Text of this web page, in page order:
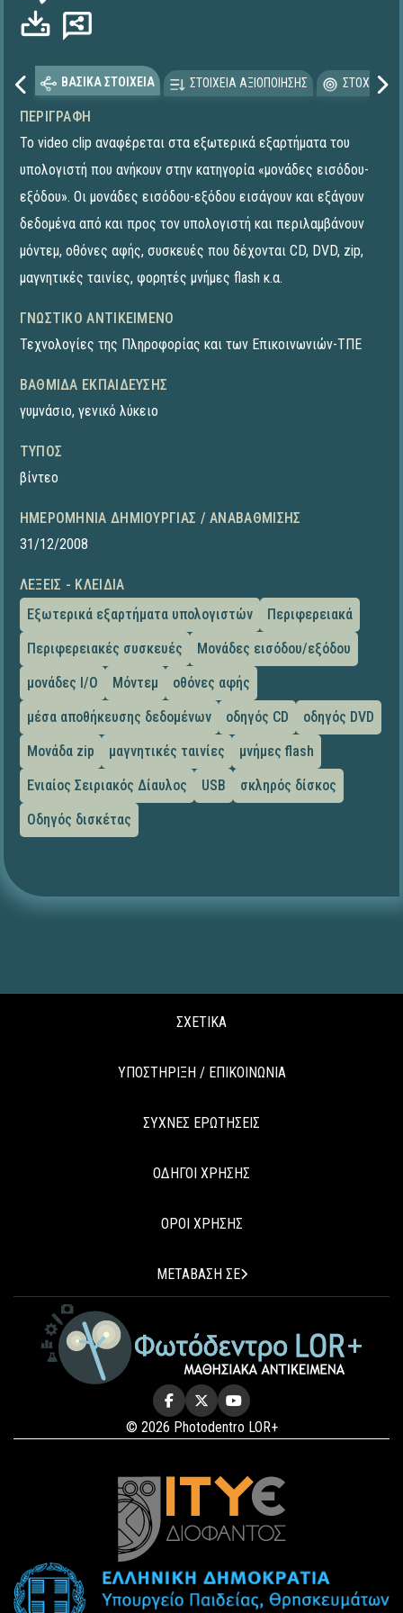
ΒΑΣΙΚΑ ΣΤΟΙΧΕΙΑ ΣΤΟΙΧΕΙΑ ΑΞΙΟΠΟΙΗΣΗΣ
ΠΕΡΙΓΡΑΦΉ
Το video clip αναφέρεται στα εξωτερικά εξαρτήματα του
υπολογιστή που ανήκουν στην κατηγορία «μονάδες εισόδου-
εξόδου». Οι μονάδες εισόδου-εξόδου εισάγουν και εξάγουν
δεδομένα από και προς τον υπολογιστή και περιλαμβάνουν
μόντεμ, οθόνες αφής, συσκευές που δέχονται CD, DVD, zip,
μαγνητικές ταινίες, φορητές μνήμες flash κ.α.
ΓΝΩΣΤΙΚΌ ΑΝΤΙΚΕΊΜΕΝΟ
Τεχνολογίες της Πληροφορίας και των Επικοινωνιών-ΤΠΕ
ΒΑΘΜΊΔΑ ΕΚΠΑΊΔΕΥΣΗΣ
γυμνάσιο, γενικό λύκειο
ΤΎΠΟΣ
βίντεο
ΗΜΕΡΟΜΗΝΊΑ ΔΗΜΙΟΥΡΓΊΑΣ / ΑΝΑΒΆΘΜΙΣΗΣ
31/12/2008
ΛΈΞΕΙΣ - ΚΛΕΙΔΙΆ
Εξωτερικά εξαρτήματα υπολογιστών
Περιφερειακά
Περιφερειακές συσκευές
Μονάδες εισόδου/εξόδου
μονάδες I/O
Μόντεμ
οθόνες αφής
μέσα αποθήκευσης δεδομένων
οδηγός CD
οδηγός DVD
Μονάδα zip
μαγνητικές ταινίες
μνήμες flash
Ενιαίος Σειριακός Δίαυλος
USB
σκληρός δίσκος
Οδηγός δισκέτας
ΣΧΕΤΙΚΑ
ΥΠΟΣΤΗΡΙΞΗ / ΕΠΙΚΟΙΝΩΝΙΑ
ΣΥΧΝΕΣ ΕΡΩΤΗΣΕΙΣ
ΟΔΗΓΟΙ ΧΡΗΣΗΣ
ΟΡΟΙ ΧΡΗΣΗΣ
ΜΕΤΑΒΑΣΗ ΣΕ
© 2026 Photodentro LOR+